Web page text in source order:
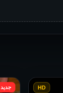
HD جديد